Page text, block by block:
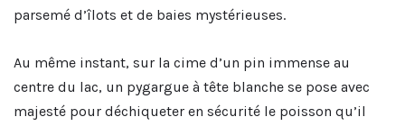
parsemé d’îlots et de baies mystérieuses.
Au même instant, sur la cime d’un pin immense au
centre du lac, un pygargue à tête blanche se pose avec
majesté pour déchiqueter en sécurité le poisson qu’il